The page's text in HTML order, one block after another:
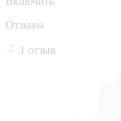
Отзывы
1 отзыв